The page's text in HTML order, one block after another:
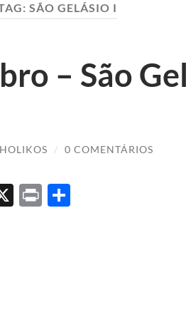
SÃO GELÁSIO I
– São
/ 0 COMENTÁRIOS
X Print